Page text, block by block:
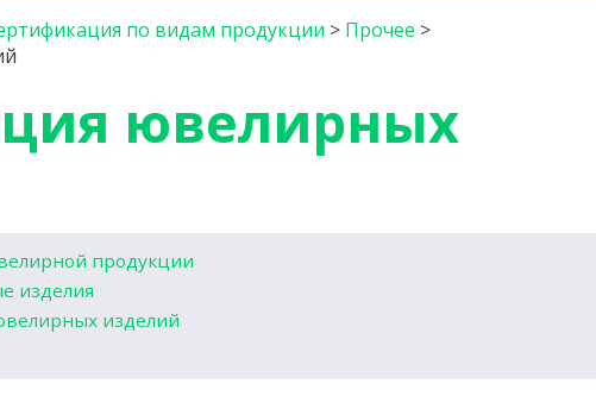
по видам продукции > Прочее >
ювелирных
продукции
изделия
изделий